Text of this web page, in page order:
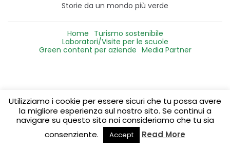
Storie da un mondo più verde
Home Turismo sostenibile
Laboratori/Visite per le scuole
Green content per aziende Media Partner
Utilizziamo i cookie per essere sicuri che tu possa avere
la migliore esperienza sul nostro sito. Se continui a
navigare su questo sito noi consideriamo che tu sia
consenziente.
Accept Read More